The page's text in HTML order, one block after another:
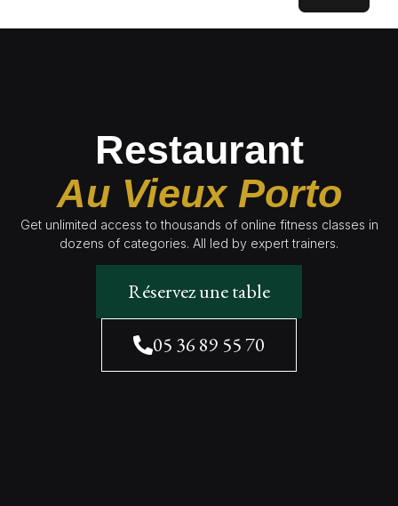
Restaurant
Au Vieux Porto
Get unlimited access to thousands of online fitness classes in
dozens of categories. All led by expert trainers.
Réservez une table
05 36 89 55 70